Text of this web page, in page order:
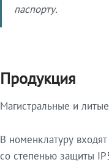
паспорту.
Продукция
Магистральные и
В номенклатуру
со степенью защиты